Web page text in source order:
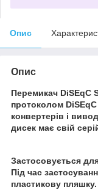
Опис
Опис
Перемикач DiSEqC
протоколом
конвертерів і
дисек має свій
Застосовується
Під час
пластикову пляшку.